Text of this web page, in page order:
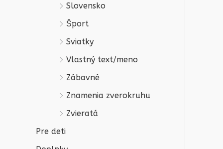
Slovensko
Šport
Sviatky
Vlastný text/meno
Zábavné
Znamenia zverokruhu
Zvieratá
Pre deti